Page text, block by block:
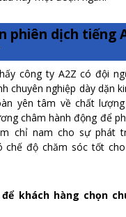
phiên dịch tiếng
công ty A2Z có đội
chuyên nghiệp dày dặn
yên tâm về chất
châm hành động để
chỉ nam cho sự phát
chế độ chăm sóc tốt
khách hàng chọn